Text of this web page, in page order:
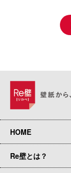
HOME
Re壁とは？